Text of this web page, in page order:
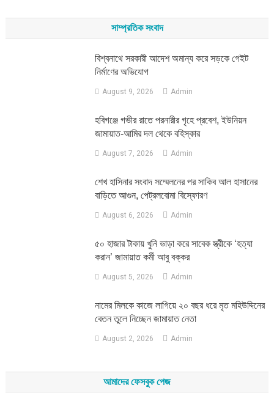
সাম্প্রতিক সংবাদ
বিশ্বনাথে সরকারী আদেশ অমান্য করে সড়কে গেইট
নির্মাণের অভিযোগ
August 9, 2026 Admin
হবিগঞ্জে গভীর রাতে পরনারীর গৃহে প্রবেশ, ইউনিয়ন
জামায়াত-আমির দল থেকে বহিস্কার
August 7, 2026 Admin
শেখ হাসিনার সংবাদ সম্মেলনের পর সাকিব আল হাসানের
বাড়িতে আগুন, পেট্রলবোমা বিস্ফোরণ
August 6, 2026 Admin
৫০ হাজার টাকায় খুনি ভাড়া করে সাবেক স্ত্রীকে ‘হত্যা
করান’ জামায়াত কর্মী আবু বক্কর
August 5, 2026 Admin
নামের মিলকে কাজে লাগিয়ে ২০ বছর ধরে মৃত মহিউদ্দিনের
বেতন তুলে নিচ্ছেন জামায়াত নেতা
August 2, 2026 Admin
আমাদের ফেসবুক পেজ